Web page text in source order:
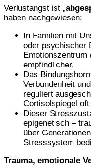
Verlustangst ist „
haben nachgewiesen:
In Familien mit
oder psychischer
Emotionszentrum
empfindlicher.
Das
Verbundenheit
reguliert
Cortisolspiegel oft
Dieser
epigenetisch –
über
Stresssystem
Trauma, emotionale